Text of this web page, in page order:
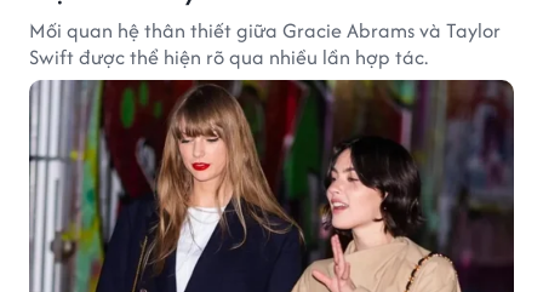
Mối quan hệ thân thiết giữa Gracie Abrams và Taylor
Swift được thể hiện rõ qua nhiều lần hợp tác.